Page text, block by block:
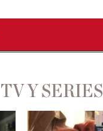
Y SERIES